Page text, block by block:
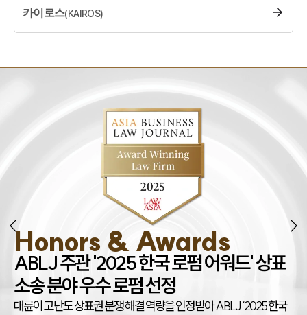
카이로스(KAIROS)
Honors & Awards
ABLJ 주관 '2025 한국 로펌 어워드' 상표
소송 분야 우수 로펌 선정
대륜이 고난도 상표권 분쟁 해결 역량을 인정받아 ABLJ ‘2025 한국